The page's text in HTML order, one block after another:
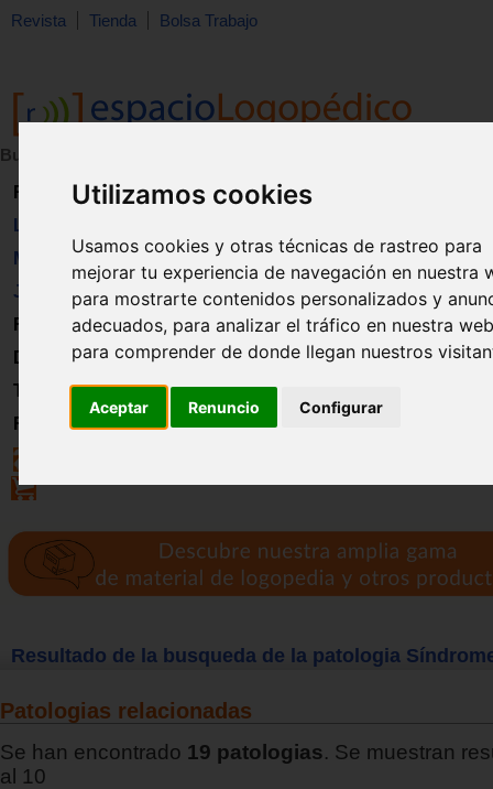
Utilizamos cookies
Usamos cookies y otras técnicas de rastreo para
mejorar tu experiencia de navegación en nuestra
para mostrarte contenidos personalizados y
adecuados, para analizar el tráfico en nuestra
para comprender de donde llegan nuestros
Aceptar Renuncio Configurar
Revista Tienda Bolsa Trabajo
Buscar:
Revista
Libros
Material
Juguetes
Formación
Directorio
Trabajo
Registro
Resultado de la busqueda de la patologia
Patologias relacionadas
Se han encontrado 19 patologias. Se muestran
al 10